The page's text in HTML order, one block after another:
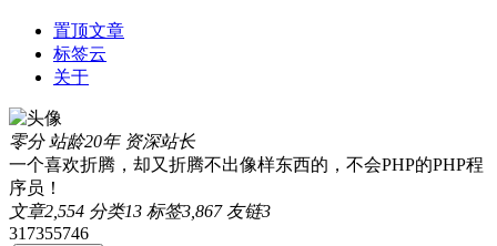
置顶文章
标签云
关于
零分 站龄20年 资深站长
一个喜欢折腾，却又折腾不出像样东西的，不会PHP的PHP程
序员！
文章2,554 分类13 标签3,867 友链3
317355746